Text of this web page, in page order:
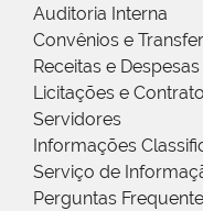
Auditoria Interna
Convênios e
Receitas e Despesas
Licitações e
Servidores
Informações
Serviço de
Perguntas